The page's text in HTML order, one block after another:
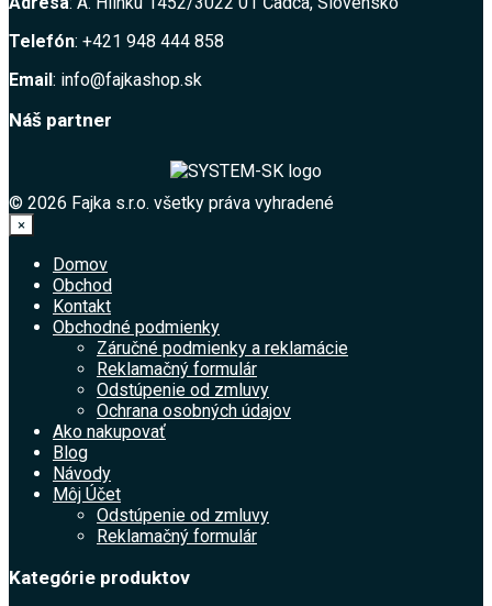
Telefón: +421 948 444 858
Email: info@fajkashop.sk
Náš partner
© 2026 Fajka s.r.o. všetky práva vyhradené
×
Domov
Obchod
Kontakt
Obchodné podmienky
Záručné podmienky a reklamácie
Reklamačný formulár
Odstúpenie od zmluvy
Ochrana osobných údajov
Ako nakupovať
Blog
Návody
Môj Účet
Odstúpenie od zmluvy
Reklamačný formulár
Kategórie produktov